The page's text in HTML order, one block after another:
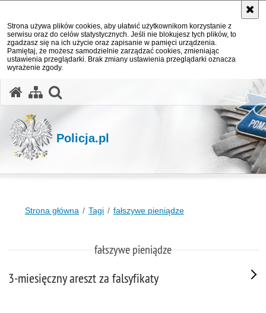
Strona używa plików cookies, aby ułatwić użytkownikom korzystanie z
serwisu oraz do celów statystycznych. Jeśli nie blokujesz tych plików, to
zgadzasz się na ich użycie oraz zapisanie w pamięci urządzenia.
Pamiętaj, że możesz samodzielnie zarządzać cookies, zmieniając
ustawienia przeglądarki. Brak zmiany ustawienia przeglądarki oznacza
wyrażenie zgody.
Policja.pl
Strona główna Tagi fałszywe pieniądze
fałszywe pieniądze
3-miesięczny areszt za falsyfikaty